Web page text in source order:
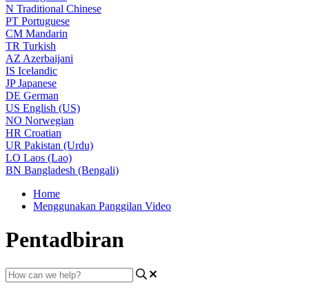
N Traditional Chinese
PT Portuguese
CM Mandarin
TR Turkish
AZ Azerbaijani
IS Icelandic
JPJapanese
DE German
US English (US)
NO Norwegian
HR Croatian
UR Pakistan (Urdu)
LO Laos (Lao)
BN Bangladesh (Bengali)
Home
Menggunakan Panggilan Video
Pentadbiran